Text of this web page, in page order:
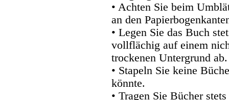
• Achten Sie beim
an den
• Legen Sie das Buch
vollflächig auf einem
trockenen Untergrund ab.
• Stapeln Sie keine
könnte.
• Tragen Sie Bücher